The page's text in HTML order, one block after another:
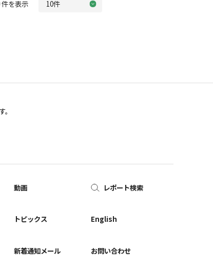
を表示
動画
トピックス
新着通知メール
レポート検索
English
お問い合わせ